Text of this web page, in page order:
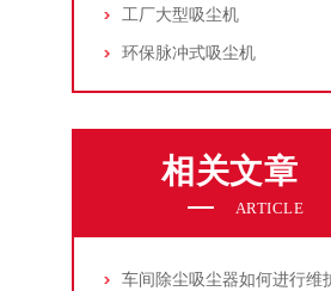
工厂大型吸尘机
环保脉冲式吸尘机
相关文章
ARTICLE